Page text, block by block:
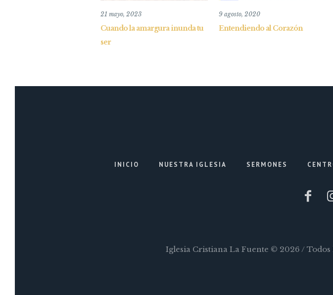
21 mayo, 2023
Cuando la amargura inunda tu
ser
9 agosto, 2020
Entendiendo al Corazón
INICIO NUESTRA IGLESIA SERMONES
Iglesia Cristiana La Fuente © 2026 /